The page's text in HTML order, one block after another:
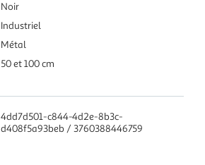
Noir
Industriel
Métal
50 et 100 cm
4dd7d501-c844-4d2e-8b3c-
d408f5a93beb / 3760388446759